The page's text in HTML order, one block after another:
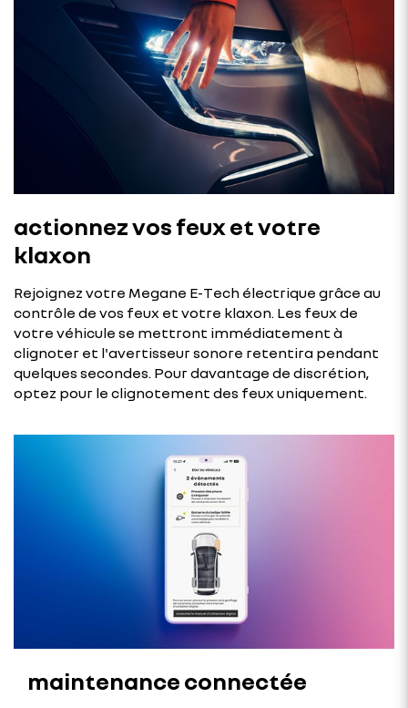
actionnez vos feux et votre
klaxon
Rejoignez votre Megane E-Tech électrique grâce au
contrôle de vos feux et votre klaxon. Les feux de
votre véhicule se mettront immédiatement à
clignoter et l'avertisseur sonore retentira pendant
quelques secondes. Pour davantage de discrétion,
optez pour le clignotement des feux uniquement.
maintenance connectée